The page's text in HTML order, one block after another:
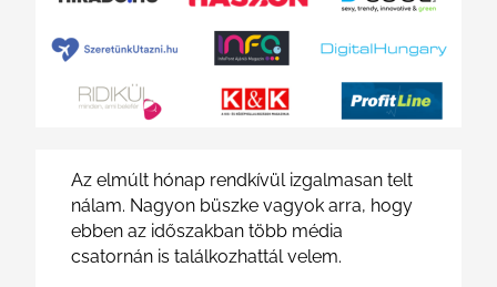
Az elmúlt hónap rendkívül izgalmasan telt
nálam. Nagyon büszke vagyok arra, hogy
ebben az időszakban több média
csatornán is találkozhattál velem.